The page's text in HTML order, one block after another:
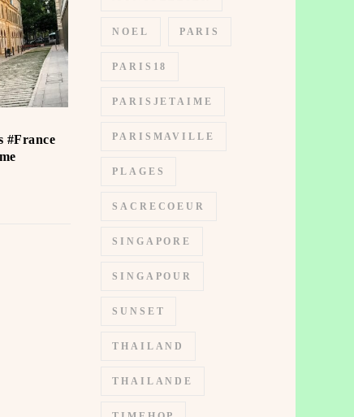
#France
NOEL PARIS
PARIS18
PARISJETAIME
PARISMAVILLE
PLAGES
SACRECOEUR
SINGAPORE
SINGAPOUR
SUNSET
THAILAND
THAILANDE